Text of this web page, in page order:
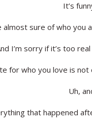
It’s
almost sure of who you
I’m sorry if it’s too
for who you love is not
Uh,
that happened